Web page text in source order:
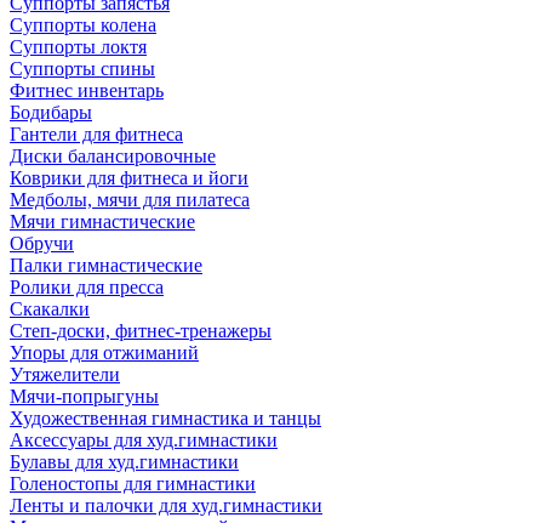
Суппорты колена
Суппорты локтя
Суппорты спины
Фитнес инвентарь
Бодибары
Гантели для фитнеса
Диски балансировочные
Коврики для фитнеса и йоги
Медболы, мячи для пилатеса
Мячи гимнастические
Обручи
Палки гимнастические
Ролики для пресса
Скакалки
Степ-доски, фитнес-тренажеры
Упоры для отжиманий
Утяжелители
Мячи-попрыгуны
Художественная гимнастика и танцы
Аксессуары для худ.гимнастики
Булавы для худ.гимнастики
Голеностопы для гимнастики
Ленты и палочки для худ.гимнастики